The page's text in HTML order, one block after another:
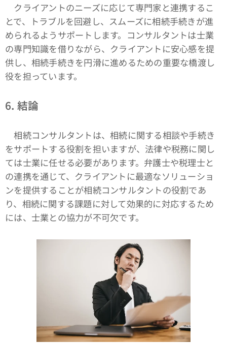
クライアントのニーズに応じて専門家と連携するこ
とで、トラブルを回避し、スムーズに相続手続きが進
められるようサポートします。コンサルタントは士業
の専門知識を借りながら、クライアントに安心感を提
供し、相続手続きを円滑に進めるための重要な橋渡し
役を担っています。
6. 結論
相続コンサルタントは、相続に関する相談や手続き
をサポートする役割を担いますが、法律や税務に関し
ては士業に任せる必要があります。弁護士や税理士と
の連携を通じて、クライアントに最適なソリューショ
ンを提供することが相続コンサルタントの役割であ
り、相続に関する課題に対して効果的に対応するため
には、士業との協力が不可欠です。